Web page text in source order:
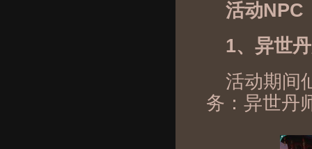
活动NPC
1、异世
活动期间
务：异世丹